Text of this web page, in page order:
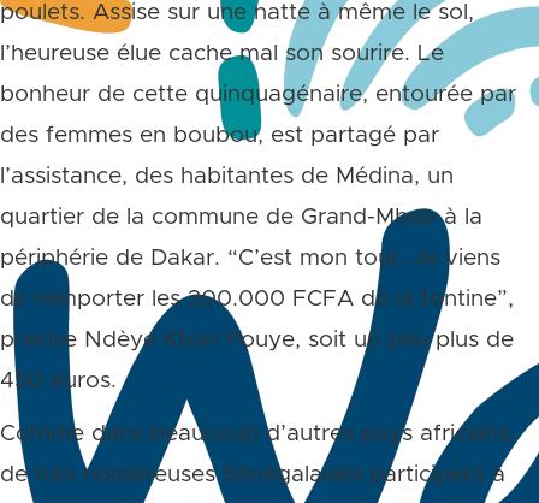
poulets. Assise sur une natte à même le sol,
l’heureuse élue cache mal son sourire. Le
bonheur de cette quinquagénaire, entourée par
des femmes en boubou, est partagé par
l’assistance, des habitantes de Médina, un
quartier de la commune de Grand-Mbao à la
périphérie de Dakar. “C’est mon tour. Je viens
de remporter les 300.000 FCFA de la tontine”,
précise Ndèye Khari Pouye, soit un peu plus de
450 euros.
Comme dans beaucoup d’autres pays africains,
de très nombreuses Sénégalaises participent à